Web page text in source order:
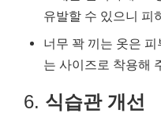
유발할 수 있으니 피
너무 꽉 끼는 옷은
는 사이즈로 착용해
6. 식습관 개선